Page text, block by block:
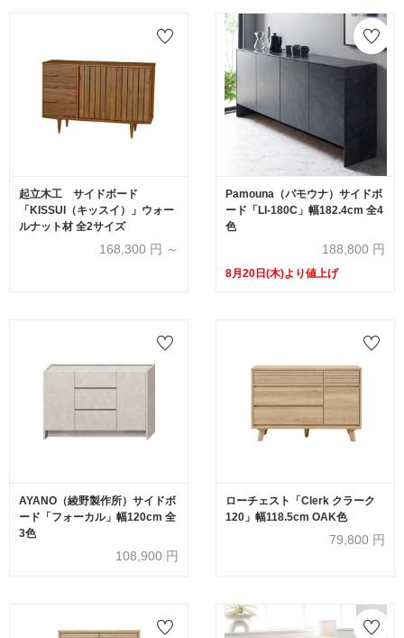
起立木工 サイドボード
「KISSUI（キッスイ）」ウォー
ルナット材 全2サイズ
168,300 円 ～
Pamouna（パモウナ）サイドボ
ード「LI-180C」幅182.4cm 全4
色
188,800 円
8月20日(木)より値上げ
AYANO（綾野製作所）サイドボ
ード「フォーカル」幅120cm 全
3色
108,900 円
ローチェスト「Clerk クラーク
120」幅118.5cm OAK色
79,800 円